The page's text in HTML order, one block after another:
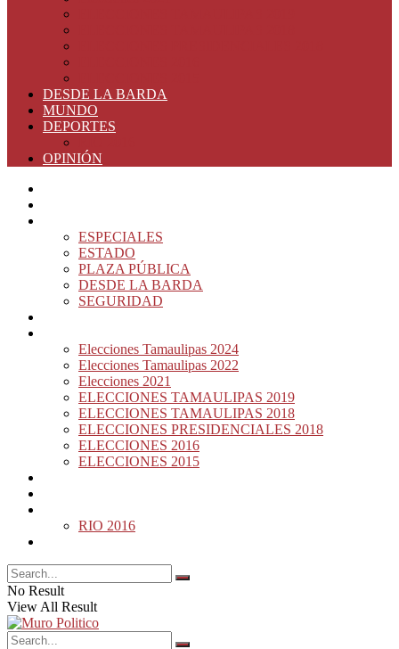
DESDE LA BARDA
MUNDO
DEPORTES
OPINIÓN
ESPECIALES
ESTADO
PLAZA PÚBLICA
DESDE LA BARDA
SEGURIDAD
Elecciones Tamaulipas 2024
Elecciones Tamaulipas 2022
Elecciones 2021
ELECCIONES TAMAULIPAS 2019
ELECCIONES TAMAULIPAS 2018
ELECCIONES PRESIDENCIALES 2018
ELECCIONES 2016
ELECCIONES 2015
RIO 2016
No Result
View All Result